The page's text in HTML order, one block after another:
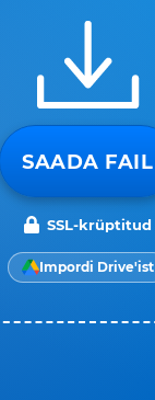
SAADA FAIL
SSL-krüptitud
Impordi Drive'ist